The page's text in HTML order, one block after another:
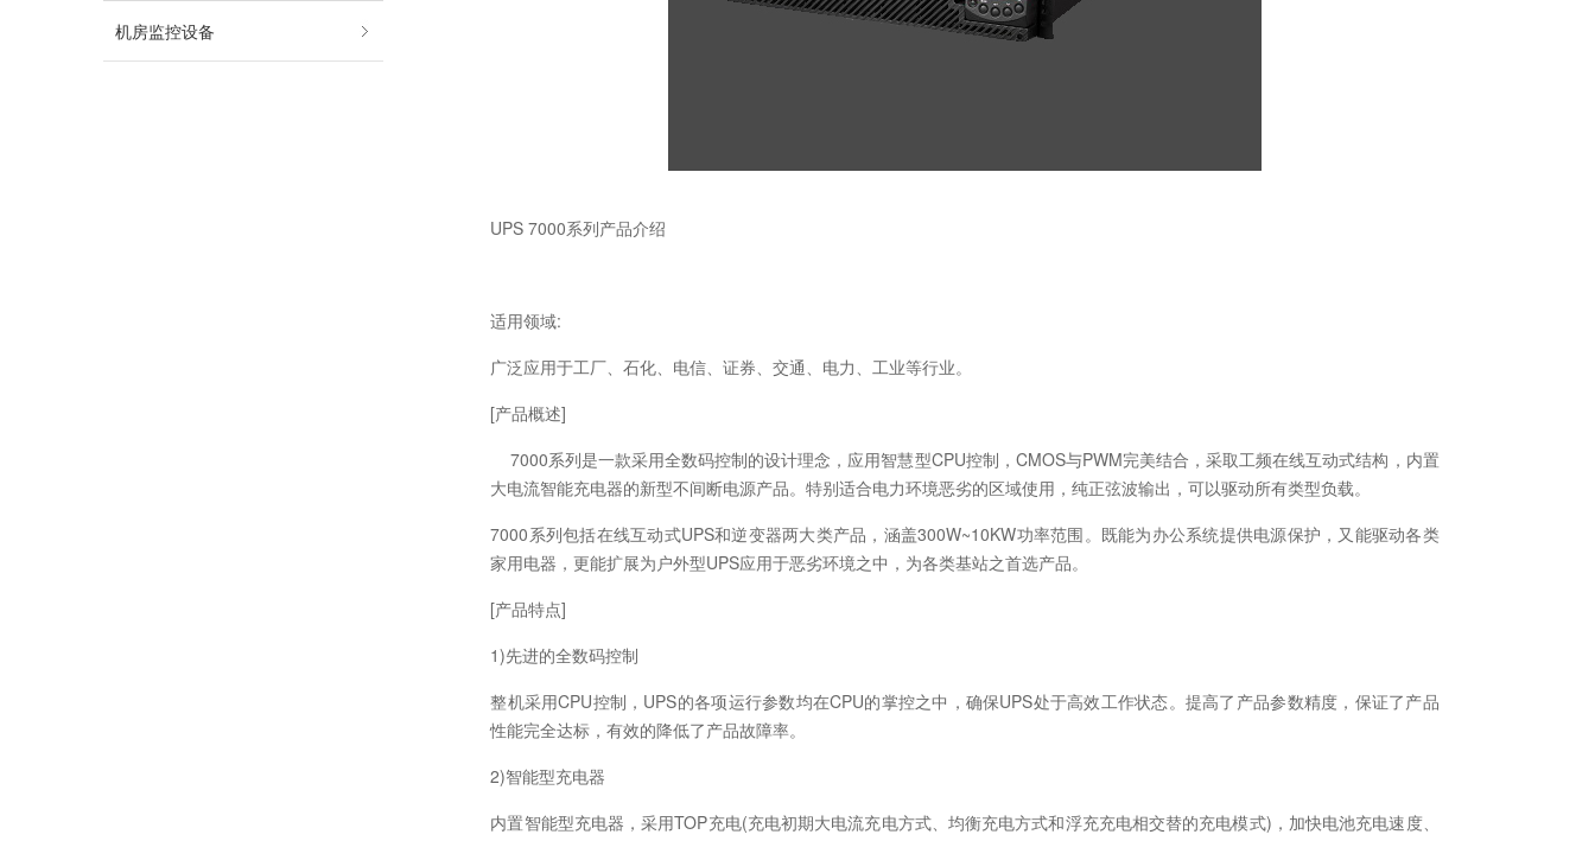
机房监控设备
UPS 7000系列产品介绍
适用领域:
广泛应用于工厂、石化、电信、证券、交通、电力、工业等行业。
[产品概述]
7000系列是一款采用全数码控制的设计理念，应用智慧型CPU控制，CMOS与PWM完美结合，采取工频在线互动式结构，内置
大电流智能充电器的新型不间断电源产品。特别适合电力环境恶劣的区域使用，纯正弦波输出，可以驱动所有类型负载。
7000系列包括在线互动式UPS和逆变器两大类产品，涵盖300W~10KW功率范围。既能为办公系统提供电源保护，又能驱动各类
家用电器，更能扩展为户外型UPS应用于恶劣环境之中，为各类基站之首选产品。
[产品特点]
1)先进的全数码控制
整机采用CPU控制，UPS的各项运行参数均在CPU的掌控之中，确保UPS处于高效工作状态。提高了产品参数精度，保证了产品
性能完全达标，有效的降低了产品故障率。
2)智能型充电器
内置智能型充电器，采用TOP充电(充电初期大电流充电方式、均衡充电方式和浮充充电相交替的充电模式)，加快电池充电速度、